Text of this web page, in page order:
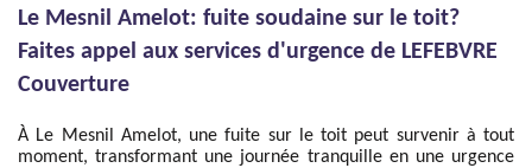
Le Mesnil Amelot: fuite soudaine sur le toit?
Faites appel aux services d'urgence de LEFEBVRE
Couverture
À Le Mesnil Amelot, une fuite sur le toit peut survenir à tout
moment, transformant une journée tranquille en une urgence